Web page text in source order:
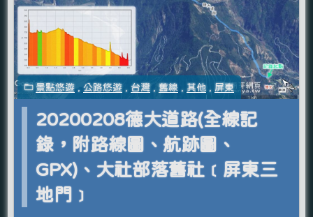
景點悠遊,公路悠遊 ,台灣 ,舊線 , 其他 , 屏東
20200208德大道路(全線記
錄，附路線圖、航跡圖、
GPX)、大社部落舊社﹝屏東三
地門﹞